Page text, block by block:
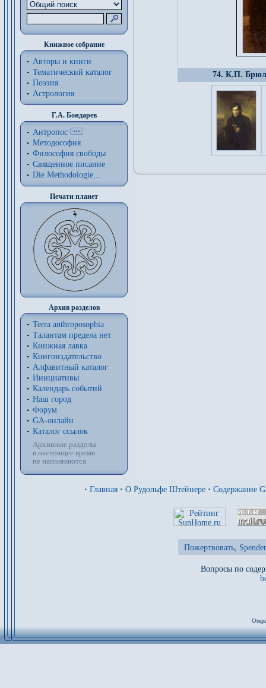
Книжное собрание
Авторы и книги
Тематический каталог
Поэзия
Астрология
Г.А. Бондарев
Антропос
Методософия
Философия cвободы
Священное писание
Die Methodologie...
Печати планет
Архив разделов
Terra anthroposophia
Талантам предела нет
Книжная лавка
Книгоиздательство
Алфавитный каталог
Инициативы
Календарь событий
Наш город
Форум
GA-онлайн
Каталог ссылок
Архивные разделы
в настоящее время
не наполняются
74. К.П.
· Главная · О Рудольфе Штейнере · Содержание
Пожертвовать,
Вопросы по